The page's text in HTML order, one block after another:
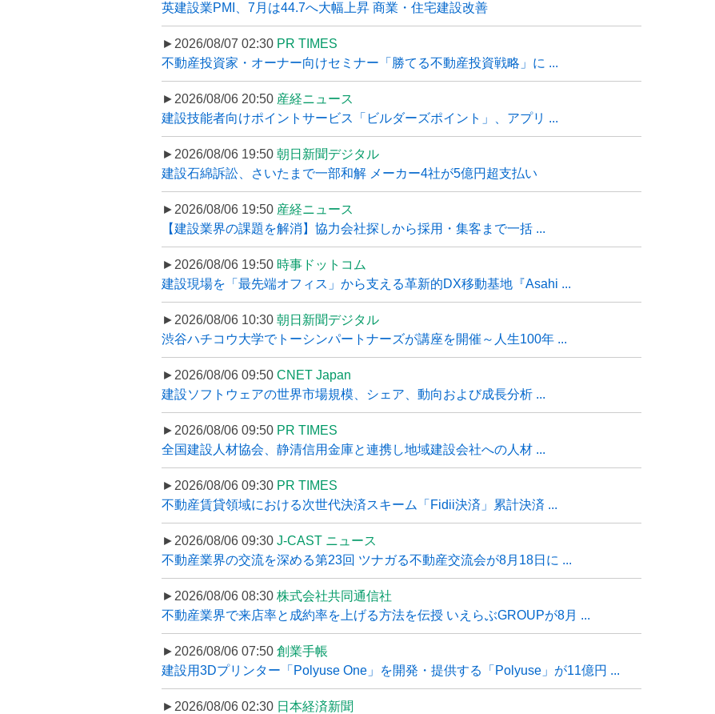
英建設業PMI、7月は44.7へ大幅上昇 商業・住宅建設改善
►2026/08/07 02:30 PR TIMES
不動産投資家・オーナー向けセミナー「勝てる不動産投資戦略」に ...
►2026/08/06 20:50 産経ニュース
建設技能者向けポイントサービス「ビルダーズポイント」、アプリ ...
►2026/08/06 19:50 朝日新聞デジタル
建設石綿訴訟、さいたまで一部和解 メーカー4社が5億円超支払い
►2026/08/06 19:50 産経ニュース
【建設業界の課題を解消】協力会社探しから採用・集客まで一括 ...
►2026/08/06 19:50 時事ドットコム
建設現場を「最先端オフィス」から支える革新的DX移動基地『Asahi ...
►2026/08/06 10:30 朝日新聞デジタル
渋谷ハチコウ大学でトーシンパートナーズが講座を開催～人生100年 ...
►2026/08/06 09:50 CNET Japan
建設ソフトウェアの世界市場規模、シェア、動向および成長分析 ...
►2026/08/06 09:50 PR TIMES
全国建設人材協会、静清信用金庫と連携し地域建設会社への人材 ...
►2026/08/06 09:30 PR TIMES
不動産賃貸領域における次世代決済スキーム「Fidii決済」累計決済 ...
►2026/08/06 09:30 J-CAST ニュース
不動産業界の交流を深める第23回 ツナガる不動産交流会が8月18日に ...
►2026/08/06 08:30 株式会社共同通信社
不動産業界で来店率と成約率を上げる方法を伝授 いえらぶGROUPが8月 ...
►2026/08/06 07:50 創業手帳
建設用3Dプリンター「Polyuse One」を開発・提供する「Polyuse」が11億円 ...
►2026/08/06 02:30 日本経済新聞